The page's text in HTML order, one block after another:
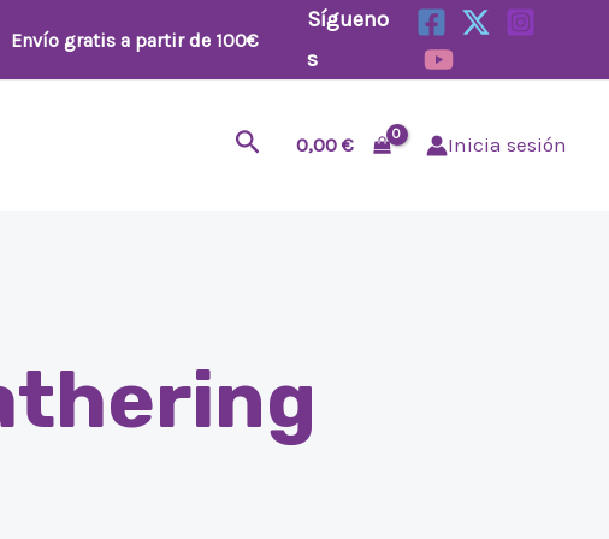
│ Envío gratis a partir de 100€
Sígueno
s
Buscar0,00 € Inicia sesión